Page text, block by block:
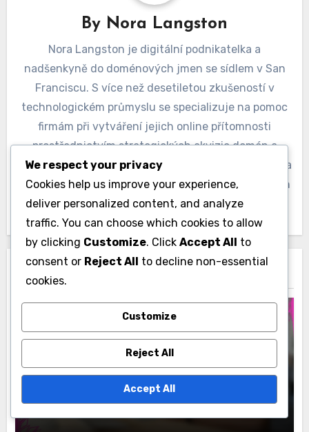
By Nora Langston
Nora Langston je digitální podnikatelka a
nadšenkyně do doménových jmen se sídlem v San
Franciscu. S více než desetiletou zkušeností v
technologickém průmyslu se specializuje na pomoc
firmám při vytváření jejich online přítomnosti
prostřednictvím strategických akvizic domén a
branding. Když zrovna nepracuje, Nora ráda chodí na
túry a zkoumá nejnovější trendy v oblasti webových
technologií.
Related Post
Registrace domény v portugalštině
Porozumění požadavkům na registraci
doménových jmen v Portugalsku
We respect your privacy
Cookies help us improve your experience,
deliver personalized content, and analyze
traffic. You can choose which cookies to allow
by clicking Customize. Click Accept All to
consent or Reject All to decline non-essential
cookies.
Customize
Reject All
Accept All